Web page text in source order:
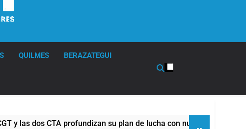
QUILMES BERAZATEGUI
dos CTA profundizan su plan de lucha con nuevas marchas contra